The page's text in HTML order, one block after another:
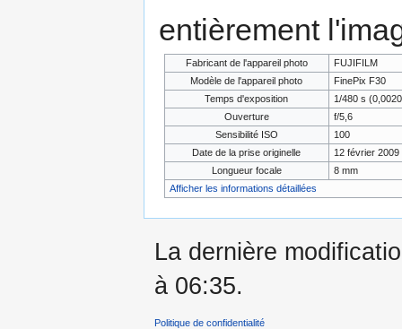
entièrement
Fabricant de l'appareil photo
FUJIFILM
Modèle de l'appareil photo
FinePix F30
Temps d'exposition
1/480 s
Ouverture
f/5,6
Sensibilité ISO
100
Date de la prise originelle
12 février 2009
Longueur focale
8 mm
Afficher les informations détaillées
La dernière
à 06:35.
Politique de confidentialité